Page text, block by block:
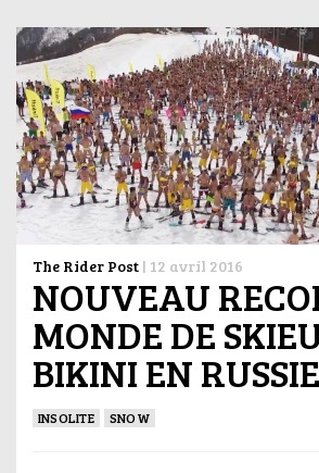
The Rider Post | 12 avril 2016
NOUVEAU
MONDE DE
BIKINI EN RUSSIE
INSOLITE SNOW